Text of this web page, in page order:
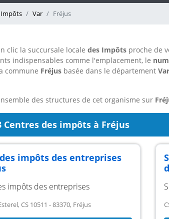
Impôts Var Fréjus
clic la succursale locale des Impôts proche de
indispensables comme l'emplacement, le
commune Fréjus basée dans le département Var
des structures de cet organisme sur
Centres des impôts à Fréjus
impôts des entreprises
impôts des entreprises
CS 10511 - 83370, Fréjus